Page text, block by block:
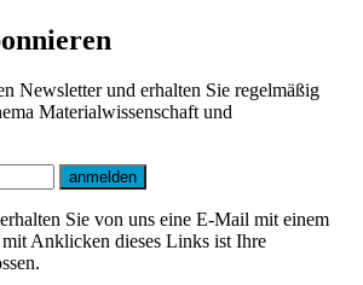
Newsletter und erhalten Sie regelmäßig
Materialwissenschaft und
anmelden
Sie von uns eine E-Mail mit einem
Anklicken dieses Links ist Ihre